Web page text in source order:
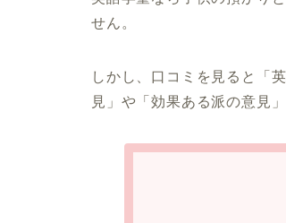
せん。
しかし、口コミを見ると「
見」や「効果ある派の意見